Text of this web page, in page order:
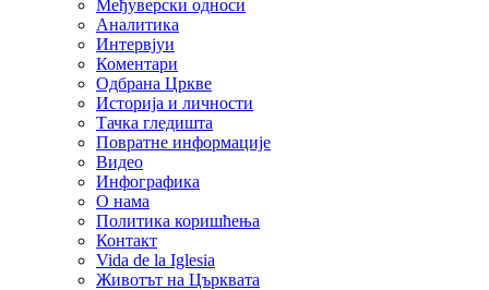
Међуверски односи
Аналитика
Интервјуи
Коментари
Одбрана Цркве
Историја и личности
Тачка гледишта
Повратне информације
Видео
Инфографика
О нама
Политика коришћења
Контакт
Vida de la Iglesia
Животът на Църквата